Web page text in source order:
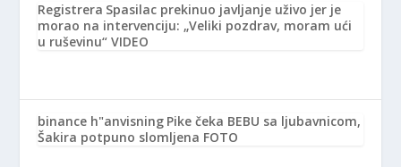
Registrera Spasilac prekinuo javljanje uživo jer je
morao na intervenciju: „Veliki pozdrav, moram ući
u ruševinu“ VIDEO
binance h"anvisning Pike čeka BEBU sa ljubavnicom,
Šakira potpuno slomljena FOTO